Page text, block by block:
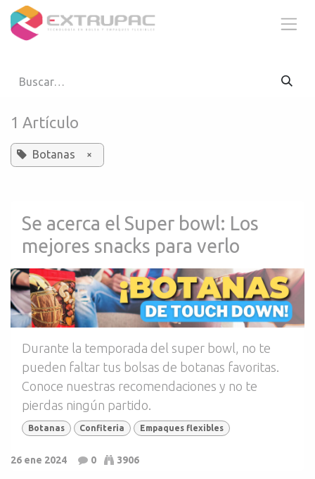
Ir al contenido
1 Artículo
Botanas ×
Se acerca el Super bowl: Los
mejores snacks para verlo
Durante la temporada del super bowl, no te
pueden faltar tus bolsas de botanas favoritas.
Conoce nuestras recomendaciones y no te
pierdas ningún partido.
Botanas Confiteria Empaques flexibles
26 ene 2024 0 3906